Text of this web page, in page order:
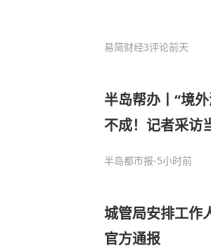
易简财经3评论前天
半岛帮办丨“境
不成！记者采访
半岛都市报-5小时前
城管局安排工作
官方通报